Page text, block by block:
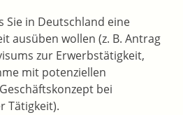
Sie in Deutschland eine
ausüben wollen (z. B. Antrag
zur Erwerbstätigkeit,
mit potenziellen
bei
Tätigkeit).